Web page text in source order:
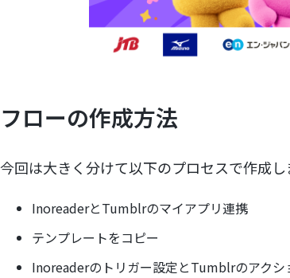
フローの作成方法
今回は大きく分けて以下のプロセスで作成し
InoreaderとTumblrのマイアプリ連携
テンプレートをコピー
Inoreaderのトリガー設定とTumblrのアクシ